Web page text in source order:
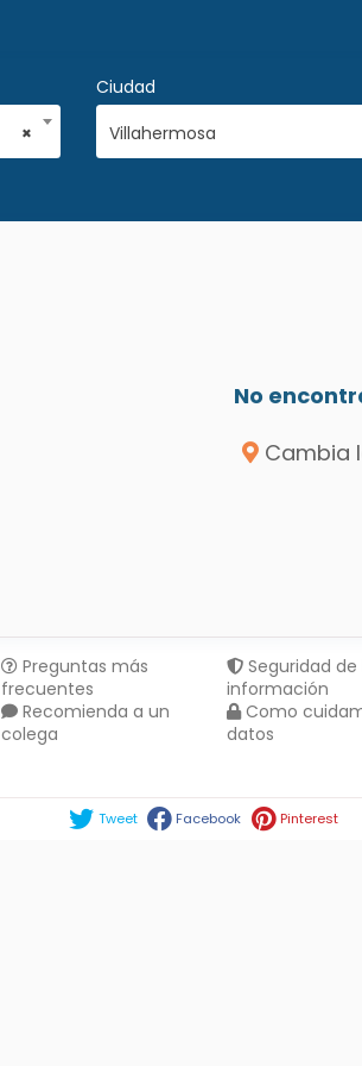
×
Ciudad
Villahermosa
No
Cambia
Preguntas más
frecuentes
Recomienda a un
colega
Seguridad de
información
Como
datos
Tweet Facebook Pinterest